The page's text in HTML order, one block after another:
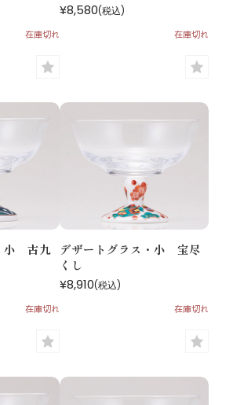
在庫切れ
¥8,580(税込)
在庫切れ
小 古九
在庫切れ
デザートグラス・小 宝尽
くし
¥8,910(税込)
在庫切れ